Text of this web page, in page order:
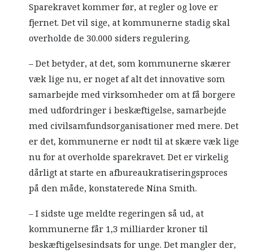
Sparekravet kommer før, at regler og love er
fjernet. Det vil sige, at kommunerne stadig skal
overholde de 30.000 siders regulering.
– Det betyder, at det, som kommunerne skærer
væk lige nu, er noget af alt det innovative som
samarbejde med virksomheder om at få borgere
med udfordringer i beskæftigelse, samarbejde
med civilsamfundsorganisationer med mere. Det
er det, kommunerne er nødt til at skære væk lige
nu for at overholde sparekravet. Det er virkelig
dårligt at starte en afbureaukratiseringsproces
på den måde, konstaterede Nina Smith.
– I sidste uge meldte regeringen så ud, at
kommunerne får 1,3 milliarder kroner til
beskæftigelsesindsats for unge. Det mangler der,